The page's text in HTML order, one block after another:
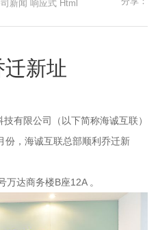
新闻 响应式 Html
新址
有限公司（以下简称海诚互联）
份，海诚互联总部顺利乔迁新
达商务楼B座12A 。